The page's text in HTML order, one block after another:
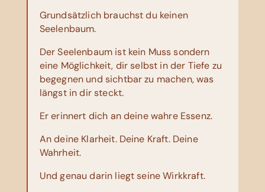
Grundsätzlich brauchst du keinen
Seelenbaum.
Der Seelenbaum ist kein Muss sondern
eine Möglichkeit, dir selbst in der Tiefe zu
begegnen und sichtbar zu machen, was
längst in dir steckt.
Er erinnert dich an deine wahre Essenz.
An deine Klarheit. Deine Kraft. Deine
Wahrheit.
Und genau darin liegt seine Wirkkraft.